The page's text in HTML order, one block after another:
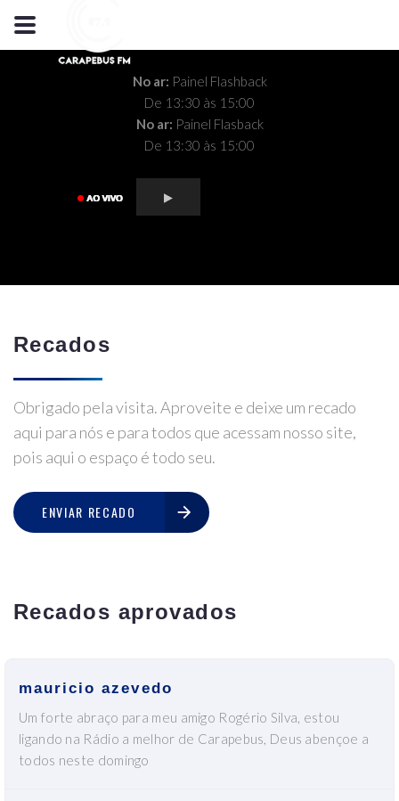
No ar: Painel Flashback
De 13:30 às 15:00
No ar: Painel Flasback
De 13:30 às 15:00
Recados
Obrigado pela visita. Aproveite e deixe um recado
aqui para nós e para todos que acessam nosso site,
pois aqui o espaço é todo seu.
ENVIAR RECADO
Recados aprovados
mauricio azevedo
Um forte abraço para meu amigo Rogério Silva, estou
ligando na Rádio a melhor de Carapebus, Deus abençoe a
todos neste domingo